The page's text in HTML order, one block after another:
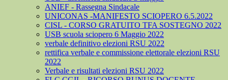
ANIEF - Rassegna Sindacale
UNICONAS -MANIFESTO SCIOPERO 6.5.2022
CISL - CORSO GRATUITO TFA SOSTEGNO 2022
USB scuola sciopero 6 Maggio 2022
verbale definitivo elezioni RSU 2022
rettifica verbale e commissione elettorale elezioni RSU
2022
Verbale e risultati elezioni RSU 2022